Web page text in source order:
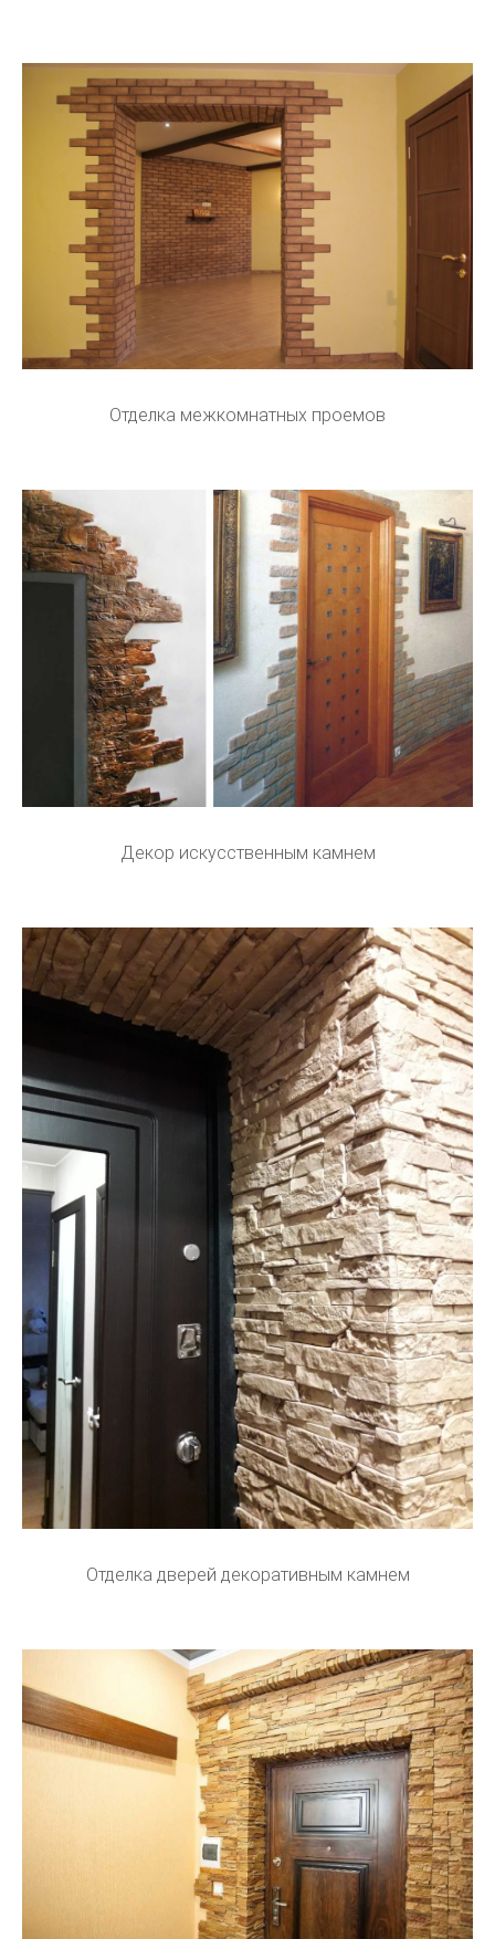
Отделка межкомнатных проемов
Декор искусственным камнем
Отделка дверей декоративным камнем